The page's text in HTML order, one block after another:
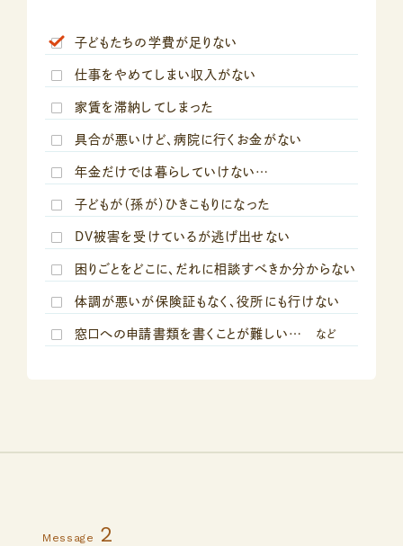
子どもたちの学費が足りない
仕事をやめてしまい収入がない
家賃を滞納してしまった
具合が悪いけど、病院に行くお金がない
年金だけでは暮らしていけない…
子どもが（孫が）ひきこもりになった
DV被害を受けているが逃げ出せない
困りごとをどこに、だれに相談すべきか分からない
体調が悪いが保険証もなく、役所にも行けない
窓口への申請書類を書くことが難しい… など
Message 2